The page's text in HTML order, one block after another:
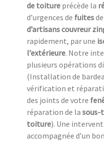
de toiture précède la
d’urgences de fuites
d’artisans couvreur
rapidement, par une
l’extérieure. Notre
plusieurs opérations
(Installation de
vérification et
des joints de votre
réparation de la
toiture). Une
accompagnée d’un bon